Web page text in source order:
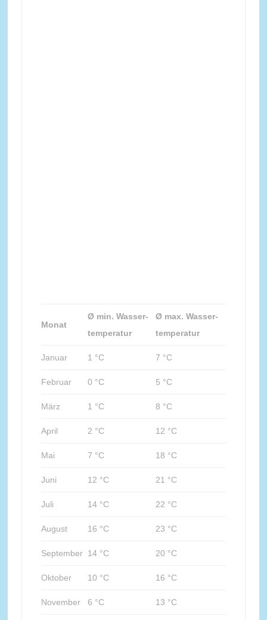
Monat
Ø min. Wasser-
temperatur
Ø max. Wasser-
temperatur
Januar 1 °C 7 °C
Februar 0 °C 5 °C
März 1 °C 8 °C
April 2 °C 12 °C
Mai 7 °C 18 °C
Juni 12 °C 21 °C
Juli 14 °C 22 °C
August 16 °C 23 °C
September 14 °C 20 °C
Oktober 10 °C 16 °C
November 6 °C 13 °C